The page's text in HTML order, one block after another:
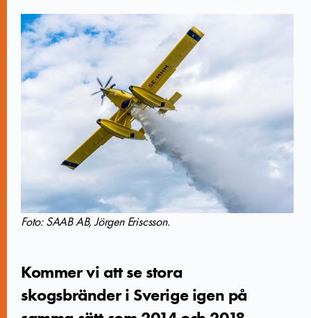
Foto: SAAB AB, Jörgen Eriscsson.
Kommer vi att se stora
skogsbränder i Sverige igen på